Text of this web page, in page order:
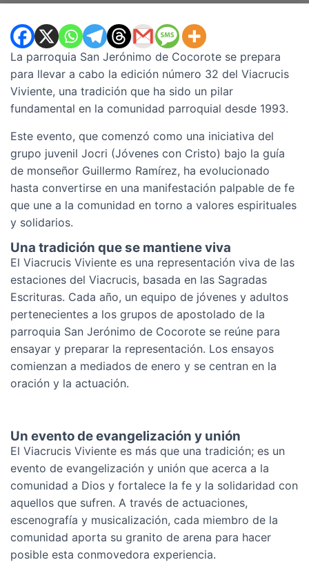
La parroquia San Jerónimo de Cocorote se prepara
para llevar a cabo la edición número 32 del Viacrucis
Viviente, una tradición que ha sido un pilar
fundamental en la comunidad parroquial desde 1993.
Este evento, que comenzó como una iniciativa del
grupo juvenil Jocri (Jóvenes con Cristo) bajo la guía
de monseñor Guillermo Ramírez, ha evolucionado
hasta convertirse en una manifestación palpable de fe
que une a la comunidad en torno a valores espirituales
y solidarios.
Una tradición que se mantiene viva
El Viacrucis Viviente es una representación viva de las
estaciones del Viacrucis, basada en las Sagradas
Escrituras. Cada año, un equipo de jóvenes y adultos
pertenecientes a los grupos de apostolado de la
parroquia San Jerónimo de Cocorote se reúne para
ensayar y preparar la representación. Los ensayos
comienzan a mediados de enero y se centran en la
oración y la actuación.
Un evento de evangelización y unión
El Viacrucis Viviente es más que una tradición; es un
evento de evangelización y unión que acerca a la
comunidad a Dios y fortalece la fe y la solidaridad con
aquellos que sufren. A través de actuaciones,
escenografía y musicalización, cada miembro de la
comunidad aporta su granito de arena para hacer
posible esta conmovedora experiencia.